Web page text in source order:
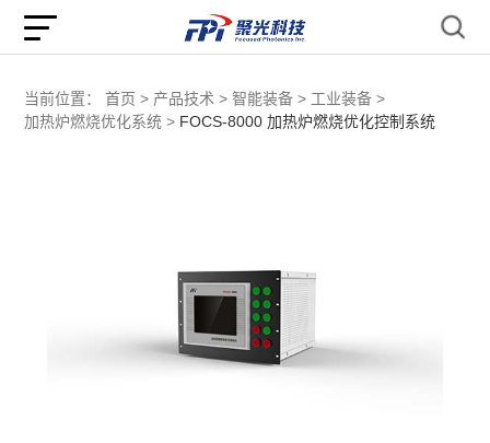
当前位置： 首页 > 产品技术 > 智能装备 > 工业装备 >
加热炉燃烧优化系统 > FOCS-8000 加热炉燃烧优化控制系统